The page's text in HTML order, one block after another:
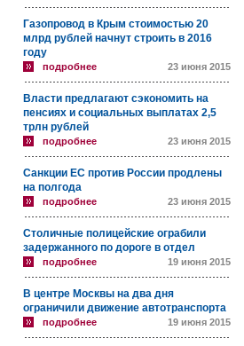
Газопровод в Крым стоимостью 20
млрд рублей начнут строить в 2016
году
подробнее 23 июня 2015
Власти предлагают сэкономить на
пенсиях и социальных выплатах 2,5
трлн рублей
подробнее 23 июня 2015
Санкции ЕС против России продлены
на полгода
подробнее 23 июня 2015
Столичные полицейские ограбили
задержанного по дороге в отдел
подробнее 19 июня 2015
В центре Москвы на два дня
ограничили движение автотранспорта
подробнее 19 июня 2015